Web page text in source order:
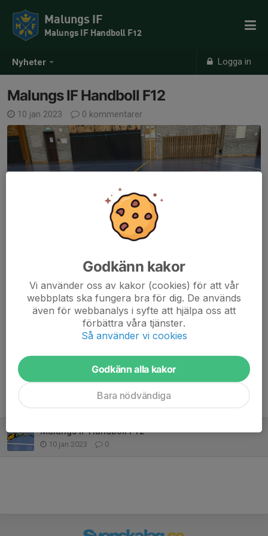
Nyheter Logga in
Malungs IF
Malungs IF Handboll F12
Malungs IF Handboll F12
10 jan 2023 0 kommentarer
Malungs IF Handboll F12
10 jan 2023 0
Godkänn kakor
Vi använder oss av kakor (cookies) för att vår
webbplats ska fungera bra för dig. De används
även för webbanalys i syfte att hjälpa oss att
förbättra våra tjänster.
Så använder vi cookies
Godkänn alla kakor
Bara nödvändiga